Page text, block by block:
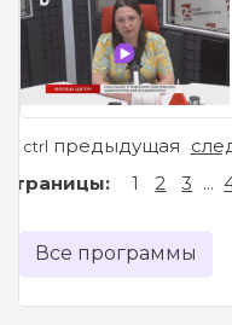
ctrl предыдущая
Страницы: 1 2 3 ...
Все программы